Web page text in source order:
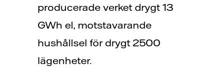
producerade verket drygt 13
GWh el, motstavarande
hushållsel för drygt 2500
lägenheter.